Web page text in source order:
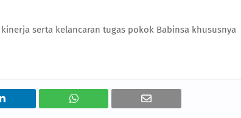
serta kelancaran tugas pokok Babinsa khususnya